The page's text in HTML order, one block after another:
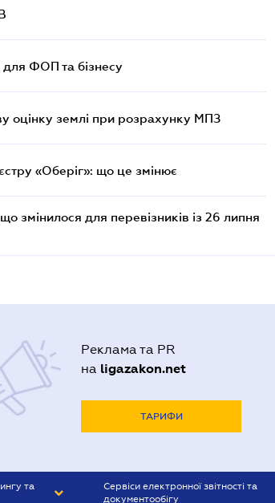
для ФОП та бізнесу
оцінку землі при розрахунку МПЗ
«Оберіг»: що це змінює
змінилося для перевізників із 26 липня
Реклама та PR
на ligazakon.net
ТАРИФИ
та
Сервіси електронної звітності та
документообігу